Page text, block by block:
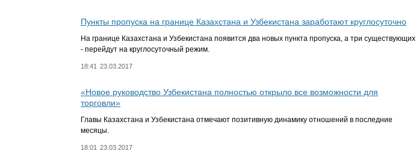
Пункты пропуска на границе Казахстана и Узбекистана заработают круглосуточно
На границе Казахстана и Узбекистана появится два новых пункта пропуска, а три существующих
- перейдут на круглосуточный режим.
18:41 23.03.2017
«Новое руководство Узбекистана полностью открыло все возможности для
торговли»
Главы Казахстана и Узбекистана отмечают позитивную динамику отношений в последние
месяцы.
18:01 23.03.2017